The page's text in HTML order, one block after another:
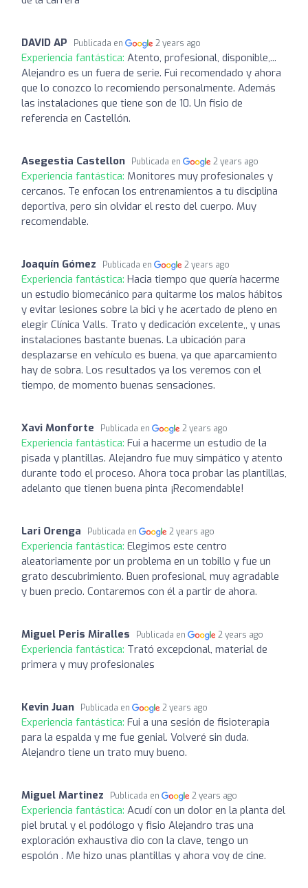
DAVID AP Publicada en 2 years ago
Experiencia fantástica: Atento, profesional, disponible,...
Alejandro es un fuera de serie. Fui recomendado y ahora
que lo conozco lo recomiendo personalmente. Además
las instalaciones que tiene son de 10. Un fisio de
referencia en Castellón.
Asegestia Castellon Publicada en 2 years ago
Experiencia fantástica: Monitores muy profesionales y
cercanos. Te enfocan los entrenamientos a tu disciplina
deportiva, pero sin olvidar el resto del cuerpo. Muy
recomendable.
Joaquín Gómez Publicada en 2 years ago
Experiencia fantástica: Hacia tiempo que quería hacerme
un estudio biomecánico para quitarme los malos hábitos
y evitar lesiones sobre la bici y he acertado de pleno en
elegir Clínica Valls. Trato y dedicación excelente,, y unas
instalaciones bastante buenas. La ubicación para
desplazarse en vehículo es buena, ya que aparcamiento
hay de sobra. Los resultados ya los veremos con el
tiempo, de momento buenas sensaciones.
Xavi Monforte Publicada en 2 years ago
Experiencia fantástica: Fui a hacerme un estudio de la
pisada y plantillas. Alejandro fue muy simpático y atento
durante todo el proceso. Ahora toca probar las plantillas,
adelanto que tienen buena pinta ¡Recomendable!
Lari Orenga Publicada en 2 years ago
Experiencia fantástica: Elegimos este centro
aleatoriamente por un problema en un tobillo y fue un
grato descubrimiento. Buen profesional, muy agradable
y buen precio. Contaremos con él a partir de ahora.
Miguel Peris Miralles Publicada en 2 years ago
Experiencia fantástica: Trató excepcional, material de
primera y muy profesionales
Kevin Juan Publicada en 2 years ago
Experiencia fantástica: Fui a una sesión de fisioterapia
para la espalda y me fue genial. Volveré sin duda.
Alejandro tiene un trato muy bueno.
Miguel Martinez Publicada en 2 years ago
Experiencia fantástica: Acudí con un dolor en la planta del
piel brutal y el podólogo y fisio Alejandro tras una
exploración exhaustiva dio con la clave, tengo un
espolón . Me hizo unas plantillas y ahora voy de cine.